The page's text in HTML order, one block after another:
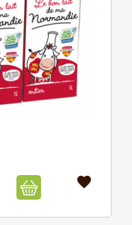
favorite